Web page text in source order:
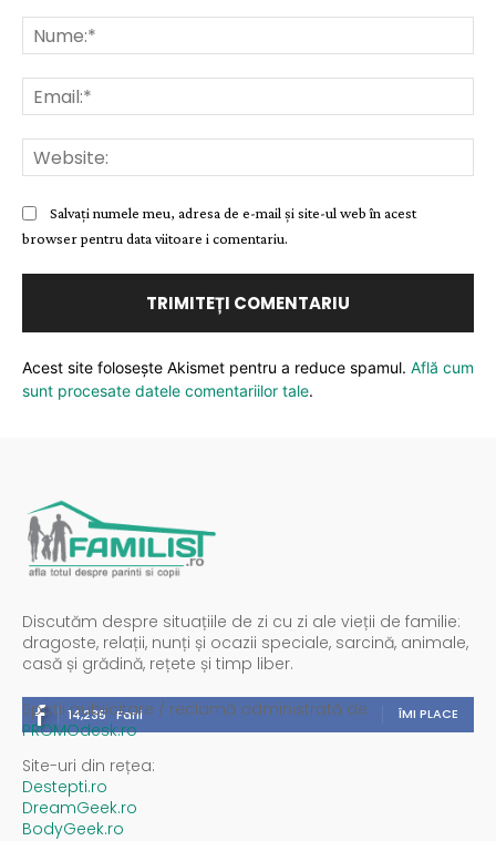
Salvați numele meu, adresa de e-mail și site-ul web în acest
browser pentru data viitoare i comentariu.
Acest site folosește Akismet pentru a reduce spamul. Află cum
sunt procesate datele comentariilor tale.
Discutăm despre situațiile de zi cu zi ale vieții de familie:
dragoste, relații, nunți și ocazii speciale, sarcină, animale,
casă și grădină, rețete și timp liber.
14,235 Fani ÎMI PLACE
Spații publicitare / reclamă administrată de
PROMOdesk.ro
Site-uri din rețea:
Destepti.ro
DreamGeek.ro
BodyGeek.ro